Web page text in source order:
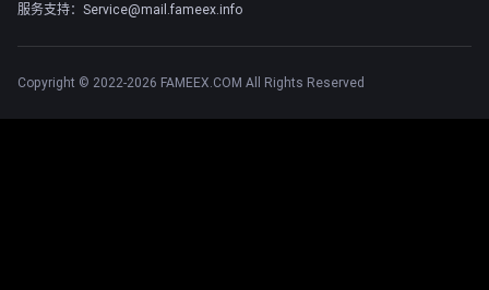
服务支持：Service@mail.fameex.info
Copyright © 2022-2026 FAMEEX.COM All Rights Reserved